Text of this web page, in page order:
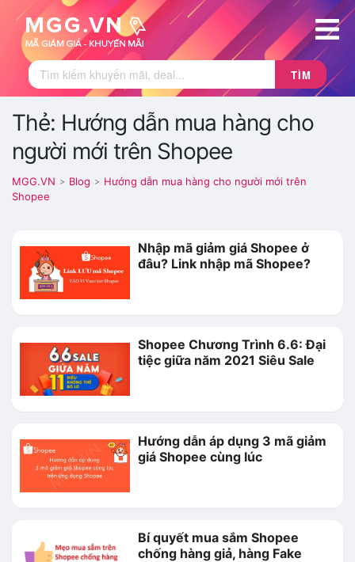
TÌM
Thẻ: Hướng dẫn mua hàng cho
người mới trên Shopee
MGG.VN > Blog > Hướng dẫn mua hàng cho người mới trên
Shopee
Nhập mã giảm giá Shopee ở
đâu? Link nhập mã Shopee?
Shopee Chương Trình 6.6: Đại
tiệc giữa năm 2021 Siêu Sale
Hướng dẫn áp dụng 3 mã giảm
giá Shopee cùng lúc
Bí quyết mua sắm Shopee
chống hàng giả, hàng Fake